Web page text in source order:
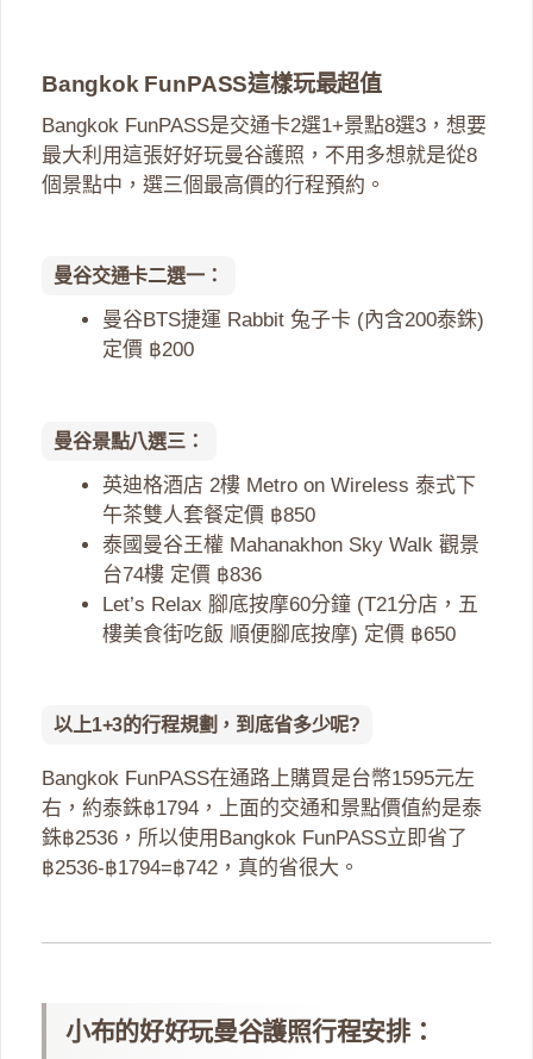
Bangkok FunPASS這樣玩最超值
Bangkok FunPASS是交通卡2選1+景點8選3，想要
最大利用這張好好玩曼谷護照，不用多想就是從8
個景點中，選三個最高價的行程預約。
曼谷交通卡二選一：
曼谷BTS捷運 Rabbit 兔子卡 (內含200泰銖)
定價 ฿200
曼谷景點八選三：
英迪格酒店 2樓 Metro on Wireless 泰式下
午茶雙人套餐定價 ฿850
泰國曼谷王權 Mahanakhon Sky Walk 觀景
台74樓 定價 ฿836
Let’s Relax 腳底按摩60分鐘 (T21分店，五
樓美食街吃飯 順便腳底按摩) 定價 ฿650
以上1+3的行程規劃，到底省多少呢?
Bangkok FunPASS在通路上購買是台幣1595元左
右，約泰銖฿1794，上面的交通和景點價值約是泰
銖฿2536，所以使用Bangkok FunPASS立即省了
฿2536-฿1794=฿742，真的省很大。
小布的好好玩曼谷護照行程安排：